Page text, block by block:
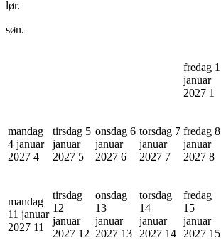
lør.
søn.
fredag 1
januar
2027 1
mandag
4 januar
2027 4
tirsdag 5
januar
2027 5
onsdag 6
januar
2027 6
torsdag 7
januar
2027 7
fredag 8
januar
2027 8
mandag
11 januar
2027 11
tirsdag
12
januar
2027 12
onsdag
13
januar
2027 13
torsdag
14
januar
2027 14
fredag
15
januar
2027 15